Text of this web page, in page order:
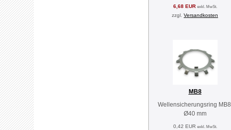
6,68 EUR exkl. MwSt.
zzgl. Versandkosten
MB8
Wellensicherungsring MB8,
Ø40 mm
0,42 EUR exkl. MwSt.